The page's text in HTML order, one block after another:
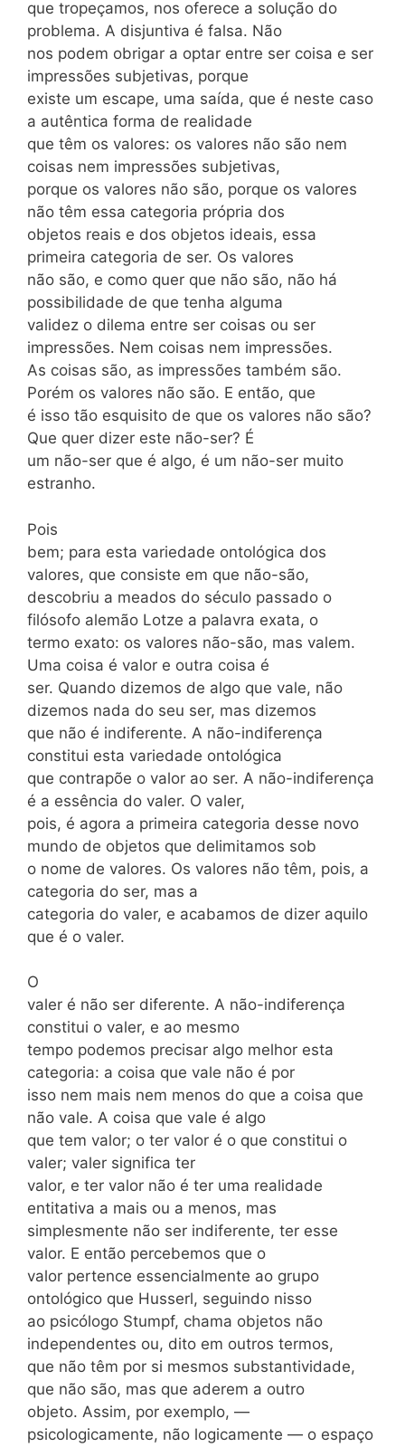
que tropeçamos, nos oferece a solução do
problema. A disjuntiva é falsa. Não
nos podem obrigar a optar entre ser coisa e ser
impressões subjetivas, porque
existe um escape, uma saída, que é neste caso
a autêntica forma de realidade
que têm os valores: os valores não são nem
coisas nem impressões subjetivas,
porque os valores não são, porque os valores
não têm essa categoria própria dos
objetos reais e dos objetos ideais, essa
primeira categoria de ser. Os valores
não são, e como quer que não são, não há
possibilidade de que tenha alguma
validez o dilema entre ser coisas ou ser
impressões. Nem coisas nem impressões.
As coisas são, as impressões também são.
Porém os valores não são. E então, que
é isso tão esquisito de que os valores não são?
Que quer dizer este não-ser? É
um não-ser que é algo, é um não-ser muito
estranho.
Pois
bem; para esta variedade ontológica dos
valores, que consiste em que não-são,
descobriu a meados do século passado o
filósofo alemão Lotze a palavra exata, o
termo exato: os valores não-são, mas valem.
Uma coisa é valor e outra coisa é
ser. Quando dizemos de algo que vale, não
dizemos nada do seu ser, mas dizemos
que não é indiferente. A não-indiferença
constitui esta variedade ontológica
que contrapõe o valor ao ser. A não-indiferença
é a essência do valer. O valer,
pois, é agora a primeira categoria desse novo
mundo de objetos que delimitamos sob
o nome de valores. Os valores não têm, pois, a
categoria do ser, mas a
categoria do valer, e acabamos de dizer aquilo
que é o valer.
O
valer é não ser diferente. A não-indiferença
constitui o valer, e ao mesmo
tempo podemos precisar algo melhor esta
categoria: a coisa que vale não é por
isso nem mais nem menos do que a coisa que
não vale. A coisa que vale é algo
que tem valor; o ter valor é o que constitui o
valer; valer significa ter
valor, e ter valor não é ter uma realidade
entitativa a mais ou a menos, mas
simplesmente não ser indiferente, ter esse
valor. E então percebemos que o
valor pertence essencialmente ao grupo
ontológico que Husserl, seguindo nisso
ao psicólogo Stumpf, chama objetos não
independentes ou, dito em outros termos,
que não têm por si mesmos substantividade,
que não são, mas que aderem a outro
objeto. Assim, por exemplo, —
psicologicamente, não logicamente — o espaço